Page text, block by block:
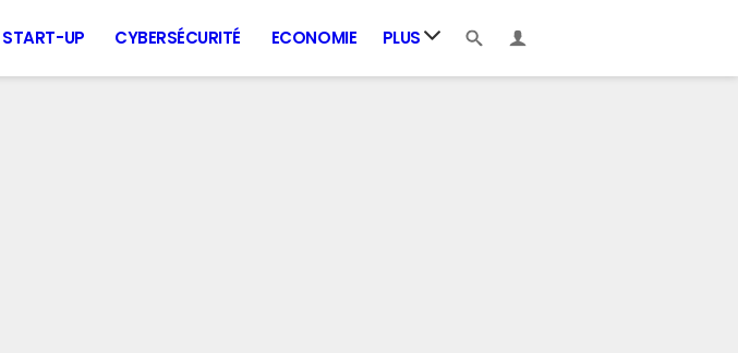
START-UP CYBERSÉCURITÉ ECONOMIE PLUS